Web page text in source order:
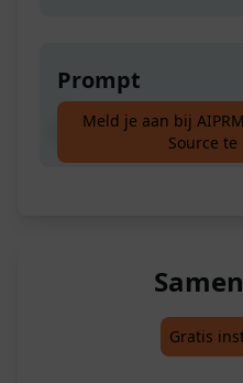
Prompt
Optimaliseer de
Meld je aan bij
Source
Gratis